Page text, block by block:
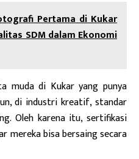
Pertama di Kukar
SDM dalam Ekonomi
muda di Kukar yang punya
di industri kreatif, standar
Oleh karena itu, sertifikasi
mereka bisa bersaing secara